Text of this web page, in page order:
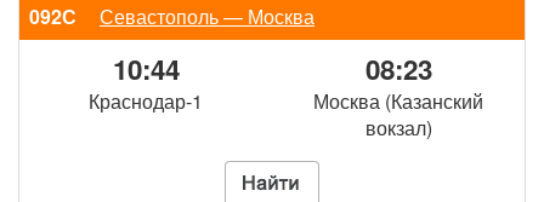
092С Севастополь — Москва
10:44
Краснодар-1
08:23
Москва (Казанский
вокзал)